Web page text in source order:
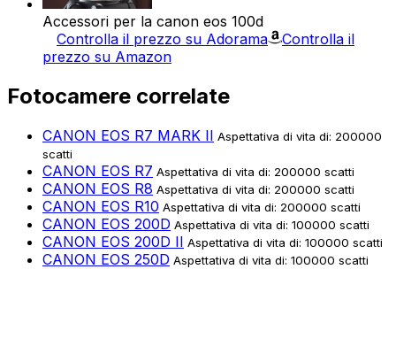
Accessori per la canon eos 100d
Controlla il prezzo su Adorama
Controlla il
prezzo su Amazon
Fotocamere correlate
CANON EOS R7 MARK II Aspettativa di vita di: 200000
scatti
CANON EOS R7 Aspettativa di vita di: 200000 scatti
CANON EOS R8 Aspettativa di vita di: 200000 scatti
CANON EOS R10 Aspettativa di vita di: 200000 scatti
CANON EOS 200D Aspettativa di vita di: 100000 scatti
CANON EOS 200D II Aspettativa di vita di: 100000 scatti
CANON EOS 250D Aspettativa di vita di: 100000 scatti